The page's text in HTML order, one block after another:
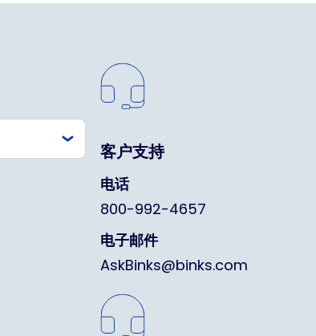
客户支持
电话
800-992-4657
电子邮件
AskBinks@binks.com